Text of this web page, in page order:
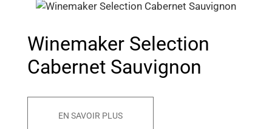
Winemaker Selection
Cabernet Sauvignon
EN SAVOIR PLUS